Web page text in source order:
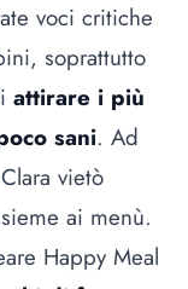
voci critiche
soprattutto
attirare i più
sani. Ad
vietò
ai menù.
Happy Meal